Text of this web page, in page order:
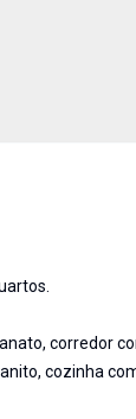
corredor
cozinha